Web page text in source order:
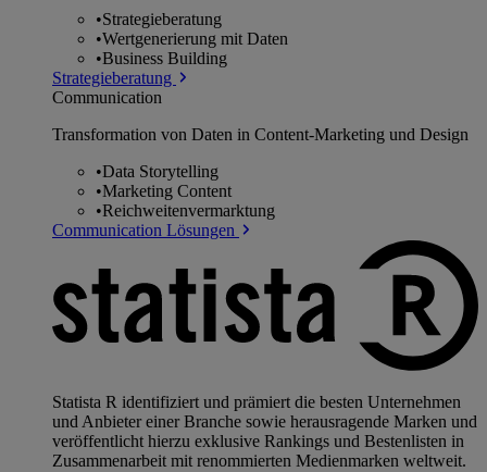
•Strategieberatung
•Wertgenerierung mit Daten
•Business Building
Strategieberatung
Communication
Transformation von Daten in Content-Marketing und Design
•Data Storytelling
•Marketing Content
•Reichweitenvermarktung
Communication Lösungen
Statista R identifiziert und prämiert die besten Unternehmen
und Anbieter einer Branche sowie herausragende Marken und
veröffentlicht hierzu exklusive Rankings und Bestenlisten in
Zusammenarbeit mit renommierten Medienmarken weltweit.